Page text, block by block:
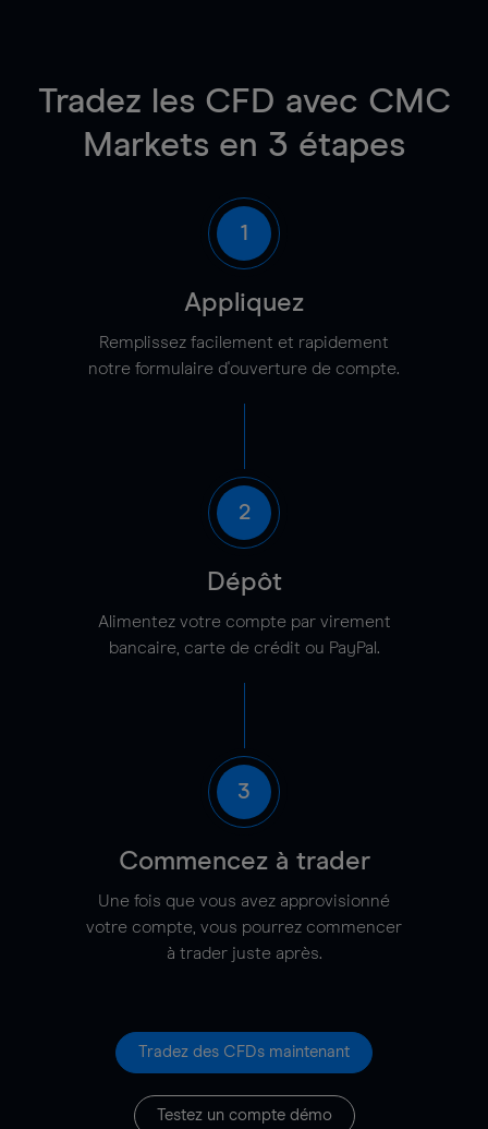
Tradez les CFD avec CMC
Markets en 3 étapes
1
Appliquez
Remplissez facilement et rapidement
notre formulaire d'ouverture de compte.
2
Dépôt
Alimentez votre compte par virement
bancaire, carte de crédit ou PayPal.
3
Commencez à trader
Une fois que vous avez approvisionné
votre compte, vous pourrez commencer
à trader juste après.
Tradez des CFDs maintenant
Testez un compte démo